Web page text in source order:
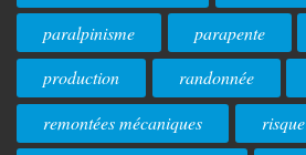
paralpinisme
parapente
production
randonnée
remontées mécaniques
risque